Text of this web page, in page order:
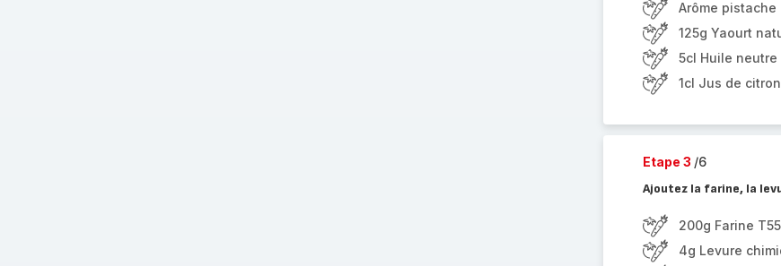
Arôme pistache
125g Yaourt
5cl Huile neutre
1cl Jus de citron
Etape 3 /6
Ajoutez la farine, la
200g Farine T55
4g Levure